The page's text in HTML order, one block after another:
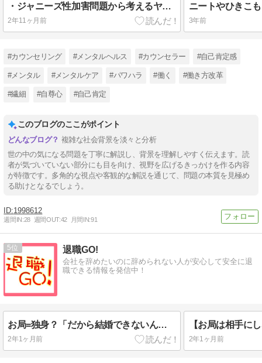
・ジャニーズ性加害問題から考えるヤバイ組織
2年11ヶ月前 3年前
#カウンセリング #メンタルヘルス #カウンセラー #自己肯定感
#メンタル #メンタルケア #パワハラ #働く #働き方改革
#繊細 #自尊心 #自己肯定
このブログのここがポイント
複雑な社会背景を淡々と分析
世の中の気になる問題を丁寧に解説し、背景を理解しやすく伝えます。読
者が気づいていない部分にも目を向け、視野を広げるきっかけを作る内容
が特徴です。多角的な視点や客観的な解説を通じて、問題の本質を見極め
る助けとなるでしょう。
1998612
週間IN:28 週間OUT:42 月間IN:91
5 退職GO!
会社を辞めたいのに辞められない人が安心して安全に退
職できる情報を発信中！
お局=独身？「だから結婚できないんだよ！」と言いたくなる理由
2年1ヶ月前 2年1ヶ月前